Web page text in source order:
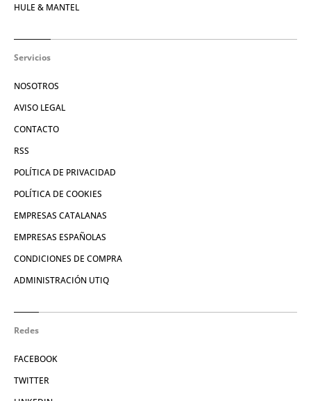
HULE & MANTEL
Servicios
NOSOTROS
AVISO LEGAL
CONTACTO
RSS
POLÍTICA DE PRIVACIDAD
POLÍTICA DE COOKIES
EMPRESAS CATALANAS
EMPRESAS ESPAÑOLAS
CONDICIONES DE COMPRA
ADMINISTRACIÓN UTIQ
Redes
FACEBOOK
TWITTER